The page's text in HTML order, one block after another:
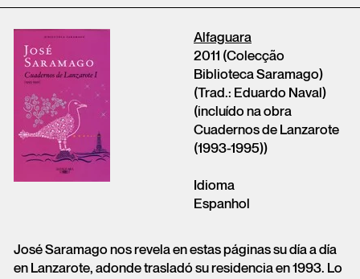
Alfaguara
2011 (Colecção
Biblioteca Saramago)
(Trad.: Eduardo Naval)
(incluído na obra
Cuadernos de Lanzarote
(1993-1995))
Idioma
Espanhol
José Saramago nos revela en estas páginas su día a día
en Lanzarote, adonde trasladó su residencia en 1993. Lo